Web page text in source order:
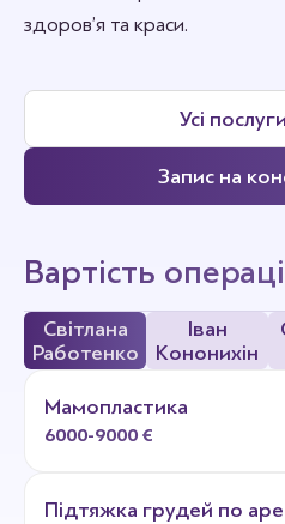
здоров’я та краси.
Усі
Запис на
Вартість
Світлана
Работенко
Іван
Кононихін
Мамопластика
6000-9000 €
Підтяжка грудей по